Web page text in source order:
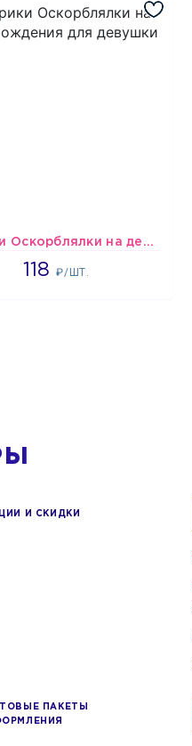
Шарики Оскорблялки на день рождения для девушки
118₽/ШТ.
1766
И СКИДКИ
ПАКЕТЫ